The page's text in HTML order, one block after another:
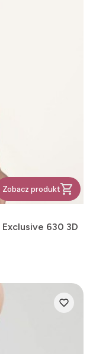
Zobacz produkt
630 3D